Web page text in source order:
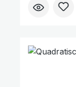
Josua 1,5: